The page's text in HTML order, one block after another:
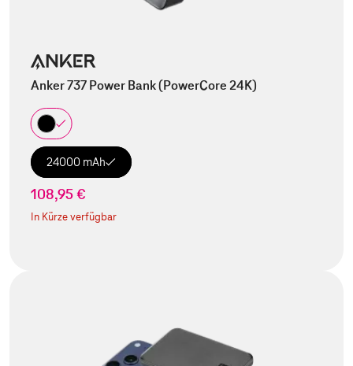
Anker 737 Power Bank (PowerCore 24K)
24000 mAh
108,95 €
In Kürze verfügbar